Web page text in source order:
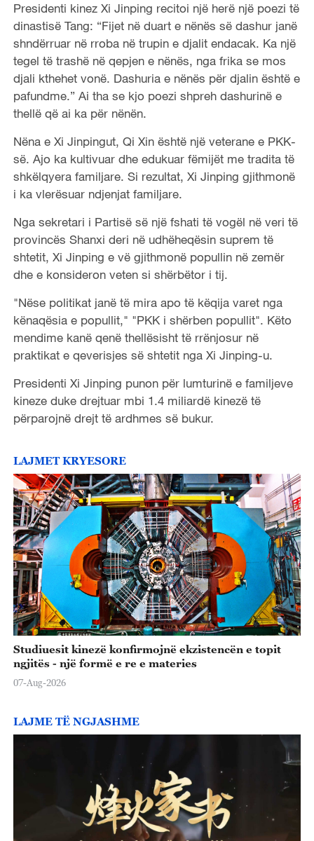
l
a
y
V
i
d
e
o
Presidenti kinez Xi Jinping recitoi një herë një poezi të
dinastisë Tang: “Fijet në duart e nënës së dashur janë
shndërruar në rroba në trupin e djalit endacak. Ka një
tegel të trashë në qepjen e nënës, nga frika se mos
djali kthehet vonë. Dashuria e nënës për djalin është e
pafundme.” Ai tha se kjo poezi shpreh dashurinë e
thellë që ai ka për nënën.
Nëna e Xi Jinpingut, Qi Xin është një veterane e PKK-
së. Ajo ka kultivuar dhe edukuar fëmijët me tradita të
shkëlqyera familjare. Si rezultat, Xi Jinping gjithmonë
i ka vlerësuar ndjenjat familjare.
Nga sekretari i Partisë së një fshati të vogël në veri të
provincës Shanxi deri në udhëheqësin suprem të
shtetit, Xi Jinping e vë gjithmonë popullin në zemër
dhe e konsideron veten si shërbëtor i tij.
"Nëse politikat janë të mira apo të këqija varet nga
kënaqësia e popullit," "PKK i shërben popullit". Këto
mendime kanë qenë thellësisht të rrënjosur në
praktikat e qeverisjes së shtetit nga Xi Jinping-u.
Presidenti Xi Jinping punon për lumturinë e familjeve
kineze duke drejtuar mbi 1.4 miliardë kinezë të
përparojnë drejt të ardhmes së bukur.
LAJMET KRYESORE
Studiuesit kinezë konfirmojnë ekzistencën e topit
ngjitës - një formë e re e materies
07-Aug-2026
LAJME TË NGJASHME